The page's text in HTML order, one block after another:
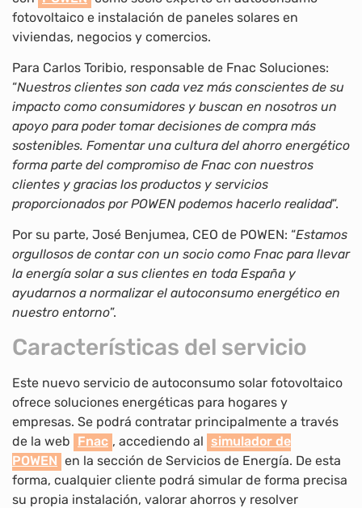
fotovoltaico e instalación de paneles solares en
viviendas, negocios y comercios.
Para Carlos Toribio, responsable de Fnac Soluciones:
“Nuestros clientes son cada vez más conscientes de su
impacto como consumidores y buscan en nosotros un
apoyo para poder tomar decisiones de compra más
sostenibles. Fomentar una cultura del ahorro energético
forma parte del compromiso de Fnac con nuestros
clientes y gracias los productos y servicios
proporcionados por POWEN podemos hacerlo realidad”.
Por su parte, José Benjumea, CEO de POWEN: “Estamos
orgullosos de contar con un socio como Fnac para llevar
la energía solar a sus clientes en toda España y
ayudarnos a normalizar el autoconsumo energético en
nuestro entorno”.
Características del servicio
Este nuevo servicio de autoconsumo solar fotovoltaico
ofrece soluciones energéticas para hogares y
empresas. Se podrá contratar principalmente a través
de la web Fnac , accediendo al simulador de
POWEN en la sección de Servicios de Energía. De esta
forma, cualquier cliente podrá simular de forma precisa
su propia instalación, valorar ahorros y resolver